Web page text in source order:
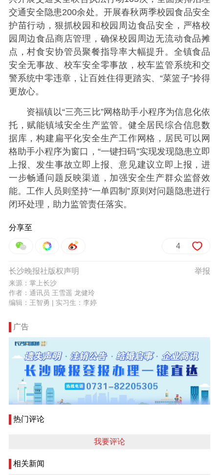
交通安全隐患200余处。开展春秋两季校园食品安全
护苗行动，狠抓校园和校园周边食品安全，严格校
园周边食品商店管理，确保校园周边无流动食品摊
点，村食安协管员聚餐指导率大幅提升。全镇食品
安全无事故、校车安全零事故，校车监管系统和交
警系统中零违章，让百姓住得更踏实、“菜篮子”拎得
更放心。
资福镇以“三亮三比”网格助手小程序为信息化依
托，赋能镇域安全生产监管。健全居民综合信息数
据库，构建扁平化安全生产工作网格，居民可以网
格助手小程序为窗口，“一键扫码”实现发现隐患立即
上报、发生事故立即上报、意见建议立即上报，进
一步畅通问题反映渠道，加强安全生产群众监督效
能。工作人员则坚持“一单四制”原则对问题隐患进行
闭环处理，助力监管责任落实。
分享至
4
举报
长沙晚报社版权声明
来源：掌上长沙
作者：通讯员 王雪遥 龙健玲
编辑：王智勇 | 实习生：李婷
广告
热门评论
我要评论
相关新闻